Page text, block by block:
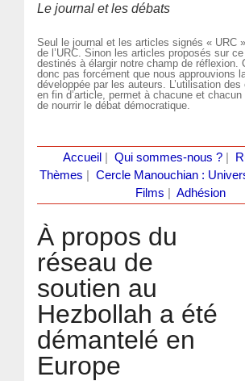
Le journal et les débats
Seul le journal et les articles signés « URC
de l’URC. Sinon les articles proposés sur
destinés à élargir notre champ de réflexion.
donc pas forcément que nous approuvions
développée par les auteurs. L’utilisation
en fin d’article, permet à chacune et chacun
de nourrir le débat démocratique.
Accueil Qui sommes-nous ?|
Thèmes
Cercle Manouchian :
Films
Adhésion
À propos du
réseau de
soutien au
Hezbollah a été
démantelé en
Europe